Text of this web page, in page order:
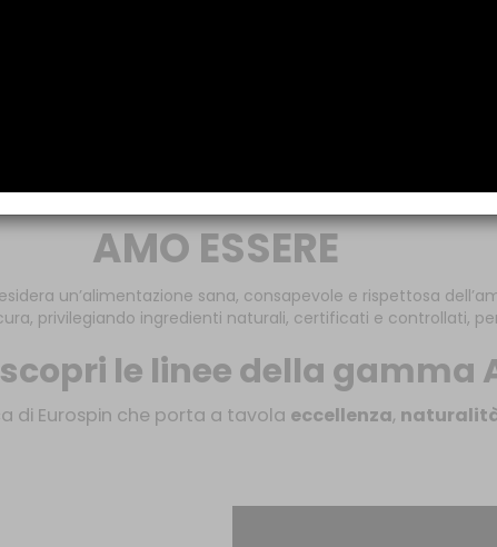
AMO ESSERE
un’alimentazione sana, consapevole e rispettosa
privilegiando ingredienti naturali, certificati e controllati,
le linee della gamma
di Eurospin che porta a tavola eccellenza,